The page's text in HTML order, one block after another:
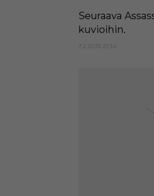
Seuraava
kuvioihin.
7.2.2013 21:34